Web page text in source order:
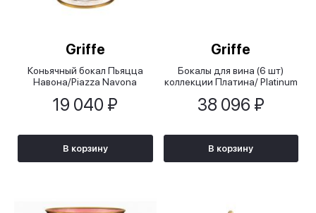
Griffe
Коньячный бокал Пьяцца
Навона/Piazza Navona
19 040 ₽
В корзину
Griffe
Бокалы для вина (6 шт)
коллекции Платина/ Platinum
38 096 ₽
В корзину